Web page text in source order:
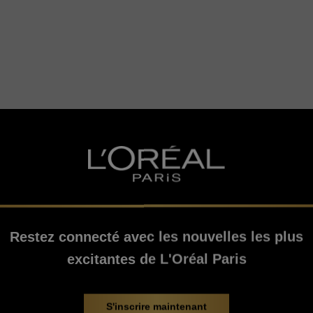
Restez connecté avec les nouvelles les plus
excitantes de L'Oréal Paris
S'inscrire maintenant